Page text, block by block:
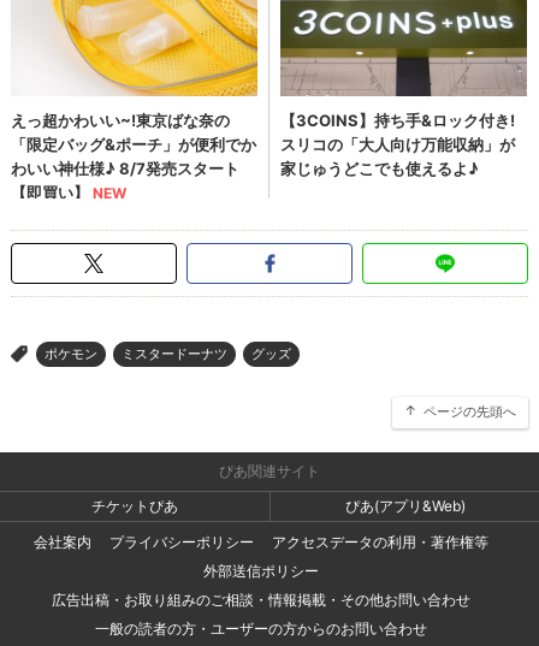
> ポケモン ミスタードーナツ グッズ
ページの先頭へ
ぴあ関連サイト
チケットぴあ
ぴあ(アプリ&Web)
会社案内
プライバシーポリシー
アクセスデータの利用・著作権等
外部送信ポリシー
広告出稿・お取り組みのご相談・情報掲載・その他お問い合わせ
一般の読者の方・ユーザーの方からのお問い合わせ